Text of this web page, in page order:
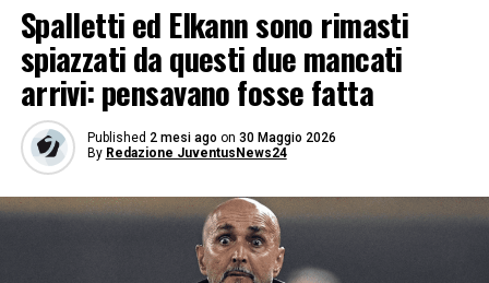
Spalletti ed Elkann sono rimasti
spiazzati da questi due mancati
arrivi: pensavano fosse fatta
Published 2 mesi ago on 30 Maggio 2026
By Redazione JuventusNews24